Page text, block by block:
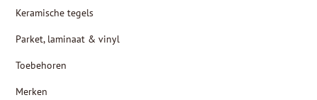
Keramische tegels
Parket, laminaat & vinyl
Toebehoren
Merken